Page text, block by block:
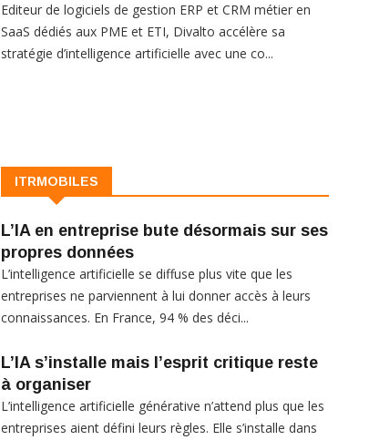
Editeur de logiciels de gestion ERP et CRM métier en
SaaS dédiés aux PME et ETI, Divalto accélère sa
stratégie d’intelligence artificielle avec une co...
ITRMOBILES
L’IA en entreprise bute désormais sur ses
propres données
L’intelligence artificielle se diffuse plus vite que les
entreprises ne parviennent à lui donner accès à leurs
connaissances. En France, 94 % des déci...
L’IA s’installe mais l’esprit critique reste
à organiser
L’intelligence artificielle générative n’attend plus que les
entreprises aient défini leurs règles. Elle s’installe dans